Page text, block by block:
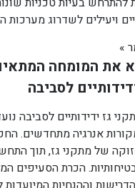
ויעילים לשדרוג מערכות
»
את המומחה
לסביבה
גז ידידותיים לסביבה
אנרגיה מתחדשים.
של מתקני גז, תוך
הכרת הסעיפים